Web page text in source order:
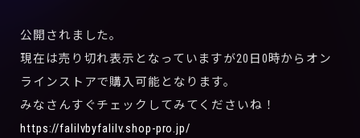
公開されました。
現在は売り切れ表示となっていますが20日0時からオン
ラインストアで購入可能となります。
みなさんすぐチェックしてみてくださいね！
https://falilvbyfalilv.shop-pro.jp/